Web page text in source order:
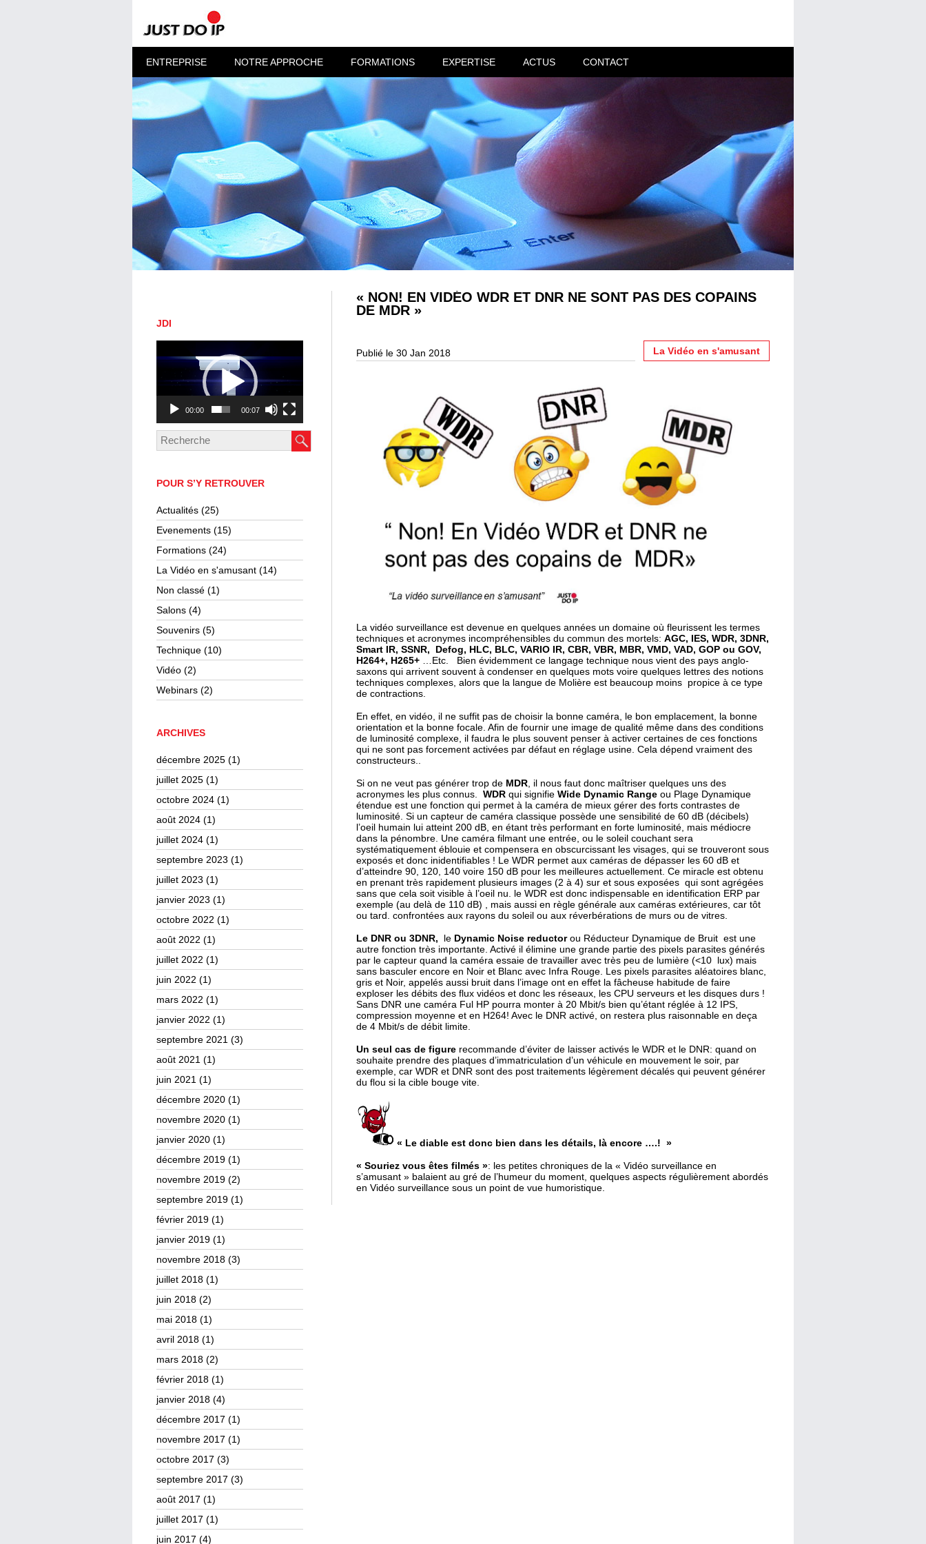
ENTREPRISE NOTRE APPROCHE FORMATIONS EXPERTISE ACTUS CONTACT
JDI
vidéo
00:00 00:07
POUR S’Y RETROUVER
Actualités (25)
Evenements (15)
Formations (24)
La Vidéo en s'amusant (14)
Non classé (1)
Salons (4)
Souvenirs (5)
Technique (10)
Vidéo (2)
Webinars (2)
ARCHIVES
décembre 2025 (1)
juillet 2025 (1)
octobre 2024 (1)
août 2024 (1)
juillet 2024 (1)
septembre 2023 (1)
juillet 2023 (1)
janvier 2023 (1)
octobre 2022 (1)
août 2022 (1)
juillet 2022 (1)
juin 2022 (1)
mars 2022 (1)
janvier 2022 (1)
septembre 2021 (3)
août 2021 (1)
juin 2021 (1)
décembre 2020 (1)
novembre 2020 (1)
janvier 2020 (1)
décembre 2019 (1)
novembre 2019 (2)
septembre 2019 (1)
février 2019 (1)
janvier 2019 (1)
novembre 2018 (3)
juillet 2018 (1)
juin 2018 (2)
mai 2018 (1)
avril 2018 (1)
mars 2018 (2)
février 2018 (1)
janvier 2018 (4)
décembre 2017 (1)
novembre 2017 (1)
octobre 2017 (3)
septembre 2017 (3)
août 2017 (1)
juillet 2017 (1)
juin 2017 (4)
« NON! EN VIDÉO WDR ET DNR NE SONT PAS DES COPAINS
DE MDR »
La Vidéo en s'amusant
Publié le 30 Jan 2018
La vidéo surveillance est devenue en quelques années un domaine où fleurissent les termes
techniques et acronymes incompréhensibles du commun des mortels: AGC, IES, WDR, 3DNR,
Smart IR, SSNR, Defog, HLC, BLC, VARIO IR, CBR, VBR, MBR, VMD, VAD, GOP ou GOV,
H264+, H265+ …Etc. Bien évidemment ce langage technique nous vient des pays anglo-
saxons qui arrivent souvent à condenser en quelques mots voire quelques lettres des notions
techniques complexes, alors que la langue de Molière est beaucoup moins propice à ce type
de contractions.
En effet, en vidéo, il ne suffit pas de choisir la bonne caméra, le bon emplacement, la bonne
orientation et la bonne focale. Afin de fournir une image de qualité même dans des conditions
de luminosité complexe, il faudra le plus souvent penser à activer certaines de ces fonctions
qui ne sont pas forcement activées par défaut en réglage usine. Cela dépend vraiment des
constructeurs..
Si on ne veut pas générer trop de MDR , il nous faut donc maîtriser quelques uns des
acronymes les plus connus. WDR qui signifie Wide Dynamic Range ou Plage Dynamique
étendue est une fonction qui permet à la caméra de mieux gérer des forts contrastes de
luminosité. Si un capteur de caméra classique possède une sensibilité de 60 dB (décibels)
l’oeil humain lui atteint 200 dB, en étant très performant en forte luminosité, mais médiocre
dans la pénombre. Une caméra filmant une entrée, ou le soleil couchant sera
systématiquement éblouie et compensera en obscurcissant les visages, qui se trouveront sous
exposés et donc inidentifiables ! Le WDR permet aux caméras de dépasser les 60 dB et
d’atteindre 90, 120, 140 voire 150 dB pour les meilleures actuellement. Ce miracle est obtenu
en prenant très rapidement plusieurs images (2 à 4) sur et sous exposées qui sont agrégées
sans que cela soit visible à l’oeil nu. le WDR est donc indispensable en identification ERP par
exemple (au delà de 110 dB) , mais aussi en règle générale aux caméras extérieures, car tôt
ou tard. confrontées aux rayons du soleil ou aux réverbérations de murs ou de vitres.
Le DNR ou 3DNR, le Dynamic Noise reductorou Réducteur Dynamique de Bruit est une
autre fonction très importante. Activé il élimine une grande partie des pixels parasites générés
par le capteur quand la caméra essaie de travailler avec très peu de lumière (<10 lux) mais
sans basculer encore en Noir et Blanc avec Infra Rouge. Les pixels parasites aléatoires blanc,
gris et Noir, appelés aussi bruit dans l’image ont en effet la fâcheuse habitude de faire
exploser les débits des flux vidéos et donc les réseaux, les CPU serveurs et les disques durs !
Sans DNR une caméra Ful HP pourra monter à 20 Mbit/s bien qu’étant réglée à 12 IPS,
compression moyenne et en H264! Avec le DNR activé, on restera plus raisonnable en deça
de 4 Mbit/s de débit limite.
Un seul cas de figure recommande d’éviter de laisser activés le WDR et le DNR: quand on
souhaite prendre des plaques d’immatriculation d’un véhicule en mouvement le soir, par
exemple, car WDR et DNR sont des post traitements légèrement décalés qui peuvent générer
du flou si la cible bouge vite.
« Le diable est donc bien dans les détails, là encore ….! »
« Souriez vous êtes filmés »: les petites chroniques de la « Vidéo surveillance en
s’amusant » balaient au gré de l’humeur du moment, quelques aspects régulièrement abordés
en Vidéo surveillance sous un point de vue humoristique.